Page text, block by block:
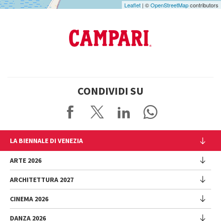
Leaflet | ©OpenStreetMapcontributors
CONDIVIDI SU
LA BIENNALE DI VENEZIA
L'Istituzione
Cariche istituzionali
Storia
Luoghi
Sponsorship
ARTE 2026
Esposizione
Intervento di Pietrangelo Buttafuoco
ARCHITETTURA 2027
Mostra
CINEMA 2026
DANZA 2026